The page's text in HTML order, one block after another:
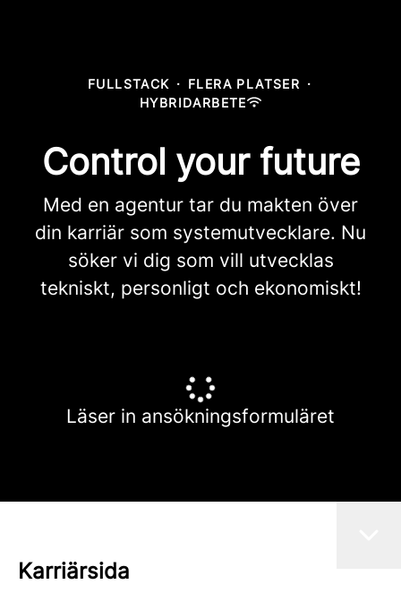
FULLSTACK · FLERA PLATSER ·
HYBRIDARBETE
Control your future
Med en agentur tar du makten över
din karriär som systemutvecklare. Nu
söker vi dig som vill utvecklas
tekniskt, personligt och ekonomiskt!
Läser in ansökningsformuläret
Karriärsida